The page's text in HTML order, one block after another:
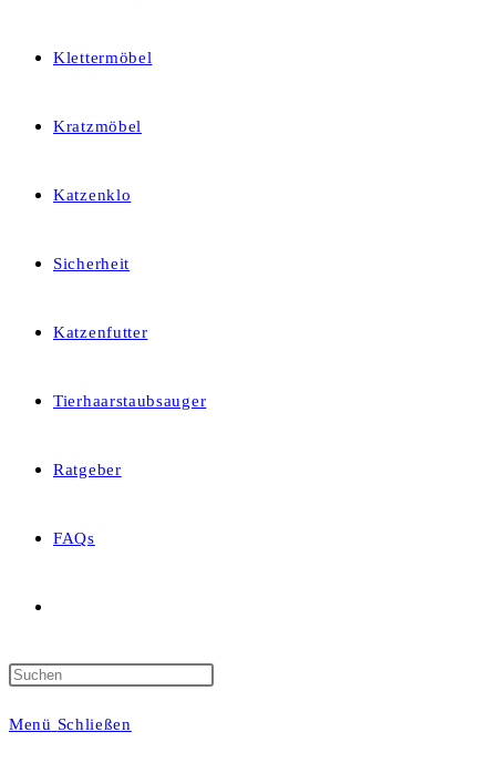
Klettermöbel
Kratzmöbel
Katzenklo
Sicherheit
Katzenfutter
Tierhaarstaubsauger
Ratgeber
FAQs
Suche
Menü Schließen